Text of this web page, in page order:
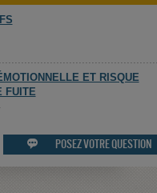
ET RISQUE
FUITE
 POSEZ VOTRE QUESTION